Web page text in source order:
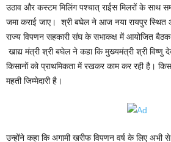
उठाव और कस्टम मिलिंग पश्चात् राईस मिलरों के साथ
जमा कराई जाए। श्री बघेल ने आज नया रायपुर स्थित
राज्य विपणन सहकारी संघ के सभाकक्ष में आयोजित
खाद्य मंत्री श्री बघेल ने कहा कि मुख्यमंत्री श्री विष्णु
किसानों को प्राथमिकता में रखकर काम कर रही है।
महती जिम्मेदारी है।
उन्होंने कहा कि अगामी खरीफ विपणन वर्ष के लिए अभी